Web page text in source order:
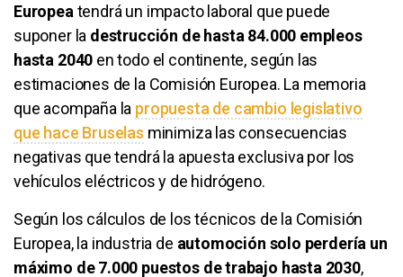
Europea tendrá un impacto laboral que puede
suponer la destrucción de hasta 84.000 empleos
hasta 2040 en todo el continente, según las
estimaciones de la Comisión Europea. La memoria
que acompaña la propuesta de cambio legislativo
que hace Bruselas minimiza las consecuencias
negativas que tendrá la apuesta exclusiva por los
vehículos eléctricos y de hidrógeno.
Según los cálculos de los técnicos de la Comisión
Europea, la industria de automoción solo perdería un
máximo de 7.000 puestos de trabajo hasta 2030,